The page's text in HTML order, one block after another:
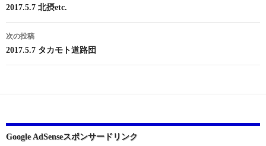
稿
ナ
ビ
ー
ョ
2017.5.7 北摂etc.
次の投稿
2017.5.7 タカモト道路団
Google AdSenseスポンサードリンク